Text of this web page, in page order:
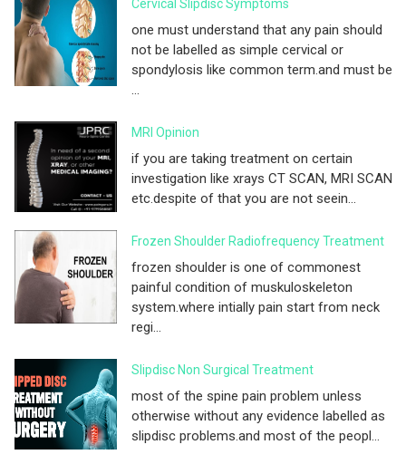
Cervical Slipdisc Symptoms
one must understand that any pain should
not be labelled as simple cervical or
spondylosis like common term.and must be
...
MRI Opinion
if you are taking treatment on certain
investigation like xrays CT SCAN, MRI SCAN
etc.despite of that you are not seein...
Frozen Shoulder Radiofrequency Treatment
frozen shoulder is one of commonest
painful condition of muskuloskeleton
system.where intially pain start from neck
regi...
Slipdisc Non Surgical Treatment
most of the spine pain problem unless
otherwise without any evidence labelled as
slipdisc problems.and most of the peopl...